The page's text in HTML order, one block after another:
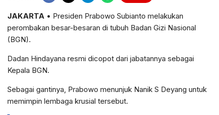
JAKARTA • Presiden Prabowo Subianto melakukan
perombakan besar-besaran di tubuh Badan Gizi Nasional
(BGN).
Dadan Hindayana resmi dicopot dari jabatannya sebagai
Kepala BGN.
Sebagai gantinya, Prabowo menunjuk Nanik S Deyang untuk
memimpin lembaga krusial tersebut.